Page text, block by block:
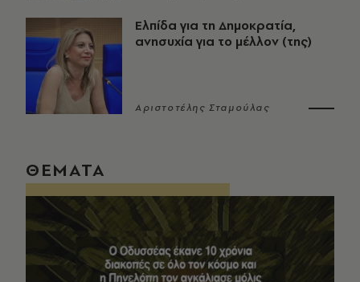
Ελπίδα για τη Δημοκρατία,
ανησυχία για το μέλλον (της)
Αριστοτέλης Σταμούλας
ΘΕΜΑΤΑ